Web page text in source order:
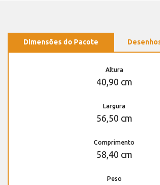
Dimensões do Pacote
Altura
40,90 cm
Largura
56,50 cm
Comprimento
58,40 cm
Peso